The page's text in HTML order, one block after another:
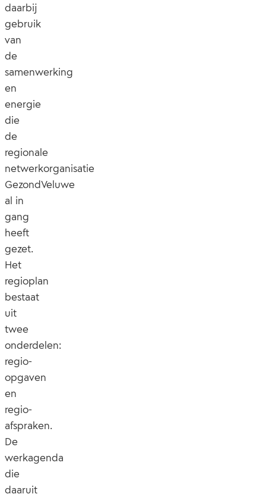
daarbij
gebruik
van
de
samenwerking
en
energie
die
de
regionale
netwerkorganisatie
GezondVeluwe
al in
gang
heeft
gezet.
Het
regioplan
bestaat
uit
twee
onderdelen:
regio-
opgaven
en
regio-
afspraken.
De
werkagenda
die
daaruit